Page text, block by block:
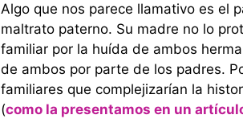
Algo que nos parece llamativo es el
maltrato paterno. Su madre no lo
familiar por la huída de ambos
de ambos por parte de los padres.
familiares que complejizarían la
(como la presentamos en un